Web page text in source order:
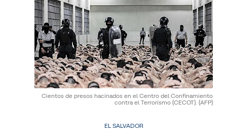
Cientos de presos hacinados en el Centro del Confinamiento
contra el Terrorismo (CECOT). (AFP)
EL SALVADOR